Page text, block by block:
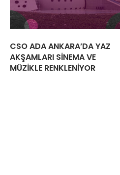
CSO ADA ANKARA’DA YAZ
AKŞAMLARI SİNEMA VE
MÜZİKLE RENKLENİYOR